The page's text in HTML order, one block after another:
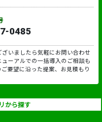
0485
いましたら気軽にお問い合わせ
ーアルでの一括導入のご相談も
要望に沿った提案、お見積もり
から探す